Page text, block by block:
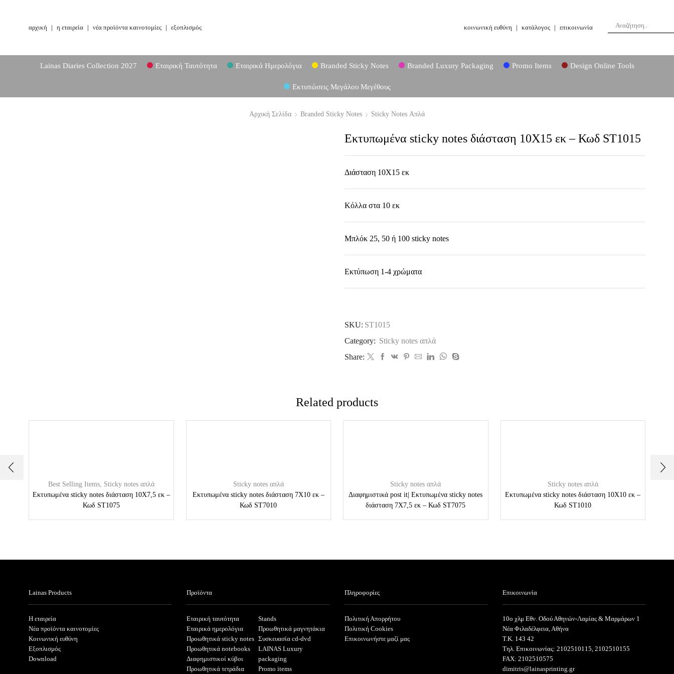
αρχική | η εταιρεία | νέα προϊόντα καινοτομίες | εξοπλισμός κοινωνική ευθύνη | κατάλογος | επικοινωνία
Lainas Diaries Collection 2027 Εταιρική Ταυτότητα Εταιρικά Ημερολόγια Branded Sticky Notes Branded Luxury Packaging Promo Items Design Online Tools
Εκτυπώσεις Μεγάλου Μεγέθους
Αρχική Σελίδα Branded Sticky Notes Sticky Notes Απλά
Εκτυπωμένα sticky notes διάσταση 10Χ15 εκ – Κωδ ST1015
Διάσταση 10X15 εκ
Κόλλα στα 10 εκ
Μπλόκ 25, 50 ή 100 sticky notes
Εκτύπωση 1-4 χρώματα
SKU: ST1015
Category: Sticky notes απλά
Share:
Related products
Best Selling Items, Sticky notes απλά
Εκτυπωμένα sticky notes διάσταση 10Χ7,5 εκ –
Κωδ ST1075
Sticky notes απλά
Εκτυπωμένα sticky notes διάσταση 7Χ10 εκ –
Κωδ ST7010
Sticky notes απλά
Διαφημιστικά post it| Εκτυπωμένα sticky notes
διάσταση 7Χ7,5 εκ – Κωδ ST7075
Sticky notes απλά
Εκτυπωμένα sticky notes διάσταση 10Χ10 εκ –
Κωδ ST1010
Lainas Products
Η εταιρεία
Νέα προϊόντα καινοτομίες
Κοινωνική ευθύνη
Εξοπλισμός
Download
Προϊόντα
Εταιρική ταυτότητα
Εταιρικά ημερολόγια
Προωθητικά sticky notes
Προωθητικά notebooks
Διαφημιστικοί κύβοι
Προωθητικά τετράδια
Stands
Προωθητικά μαγνητάκια
Συσκευασία cd-dvd
LAINAS Luxury
packaging
Promo items
Πληροφορίες
Πολιτική Απορρήτου
Πολιτική Cookies
Επικοινωνήστε μαζί μας
Επικοινωνία
10ο χλμ Εθν. Οδού Αθηνών-Λαμίας & Μαρμάρων 1
Νέα Φιλαδέλφεια, Αθήνα
T.K. 143 42
Τηλ. Επικοινωνίας: 2102510115, 2102510155
FAX: 2102510575
dimitris@lainasprinting.gr